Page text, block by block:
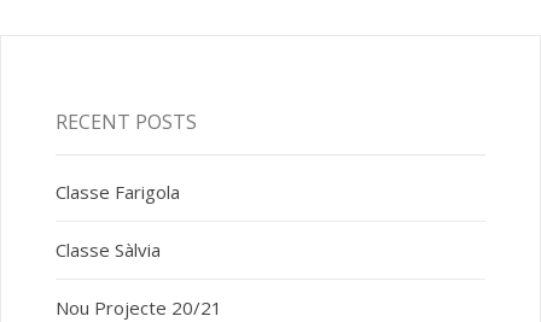
RECENT POSTS
Classe Farigola
Classe Sàlvia
Nou Projecte 20/21